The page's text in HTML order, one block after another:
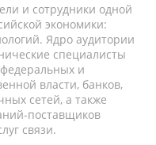
и сотрудники одной
экономики:
Ядро аудитории
специалисты
и
власти, банков,
сетей, а также
поставщиков
связи.